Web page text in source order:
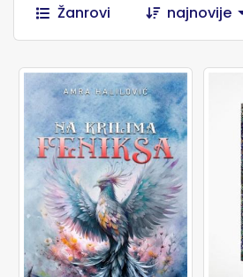
Žanrovi najnovije